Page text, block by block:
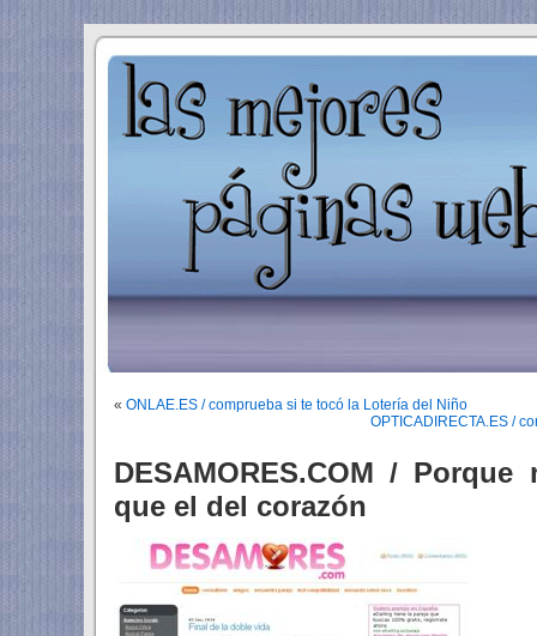
« ONLAE.ES / comprueba si te tocó la Lotería del Niño
OPTICADIRECTA.ES /
DESAMORES.COM /
que el del corazón